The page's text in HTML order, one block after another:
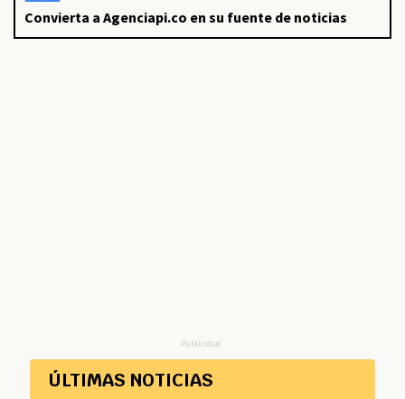
Convierta a Agenciapi.co en su fuente de noticias
Publicidad
ÚLTIMAS NOTICIAS